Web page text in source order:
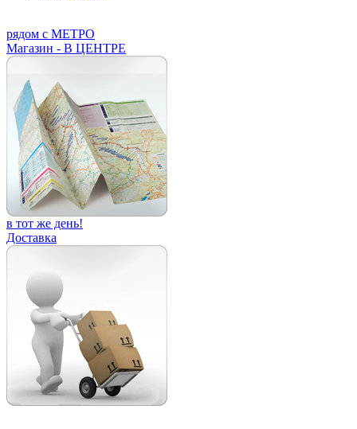
рядом с МЕТРО
Магазин - В ЦЕНТРЕ
в тот же день!
Доставка